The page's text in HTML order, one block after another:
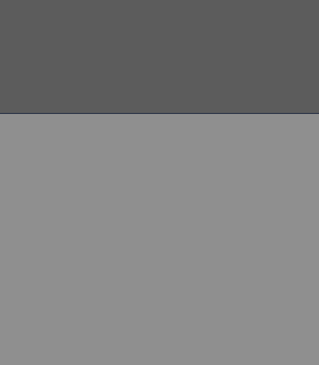
© 2026 “С и Д Комерсиал” ООД.